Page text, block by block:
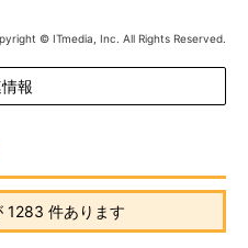
© ITmedia, Inc. All Rights Reserved.
報
1283 件あります